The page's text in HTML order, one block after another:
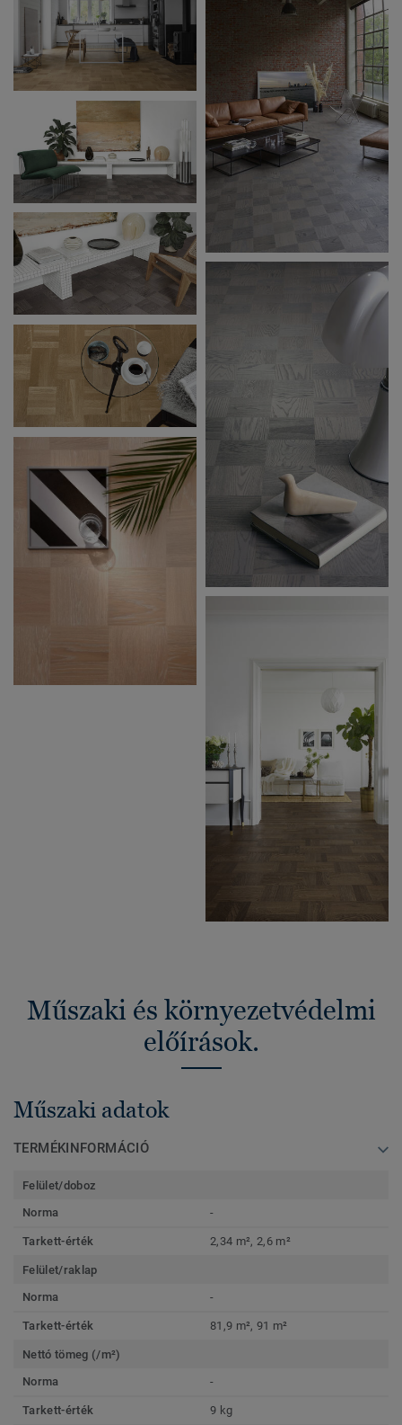
Műszaki és környezetvédelmi
előírások.
Műszaki adatok
TERMÉKINFORMÁCIÓ
Felület/doboz
Norma
-
Tarkett-érték 2,34 m², 2,6 m²
Felület/raklap
Norma
-
Tarkett-érték 81,9 m², 91 m²
Nettó tömeg (/m²)
Norma
-
Tarkett-érték 9 kg